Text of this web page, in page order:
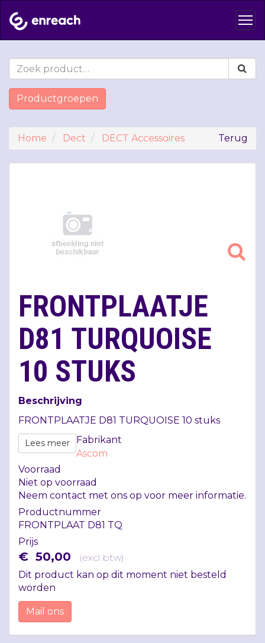
Productgroepen
Terug
Home Dect DECT Accessoires
FRONTPLAATJE
D81 TURQUOISE
10 STUKS
Beschrijving
FRONTPLAATJE D81 TURQUOISE 10 stuks
Lees meer
Fabrikant
Ascom
Voorraad
Niet op voorraad
Neem contact met ons op voor meer informatie.
Productnummer
FRONTPLAAT D81 TQ
Prijs
€ 50,00 (excl.btw)
Dit product kan op dit moment niet besteld
worden
Mail ons